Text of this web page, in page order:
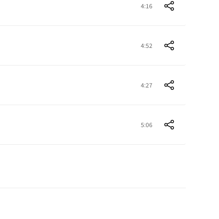
4:16
4:52
4:27
5:06